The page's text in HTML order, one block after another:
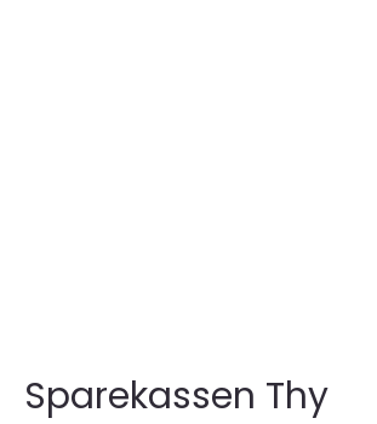
Sparekassen Thy